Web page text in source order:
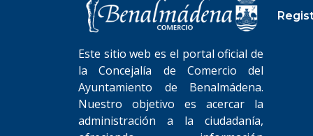
Este sitio web es el portal oficial de
la Concejalía de Comercio del
Ayuntamiento de Benalmádena.
Nuestro objetivo es acercar la
administración a la ciudadanía,